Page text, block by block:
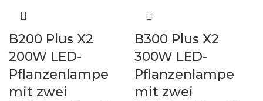
B200 Plus X2
200W LED-
Pflanzenlampe
mit zwei
B300 Plus X2
300W LED-
Pflanzenlampe
mit zwei